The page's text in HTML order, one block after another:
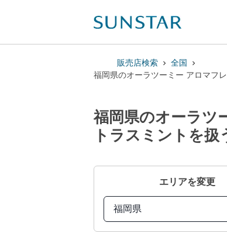
販売店検索
全国
福岡県のオーラツーミー アロマフ
福岡県のオーラツ
トラスミントを扱
エリアを変更
福岡県